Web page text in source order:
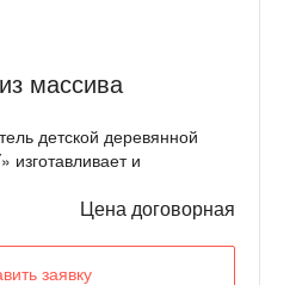
массива
детской деревянной
изготавливает и
Цена договорная
заявку